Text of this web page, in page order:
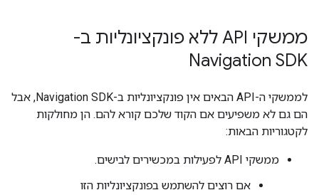
ממשקי API ללא פונקציונליות ב-
Navigation SDK
לממשקי ה-API הבאים אין פונקציונליות ב-Navigation SDK, אבל
הם גם לא משפיעים אם הקוד שלכם קורא להם. הן מחולקות
לקטגוריות הבאות:
ממשקי API לפעילות במכשירים לבישים.
אם רוצים להשתמש בפונקציונליות הזו